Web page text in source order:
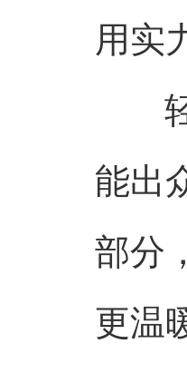
用实
能出
部分
更温